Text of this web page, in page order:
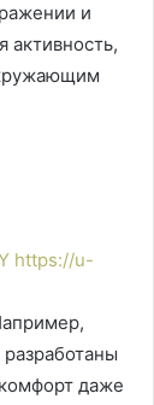
и
активность,
https://u-
даже